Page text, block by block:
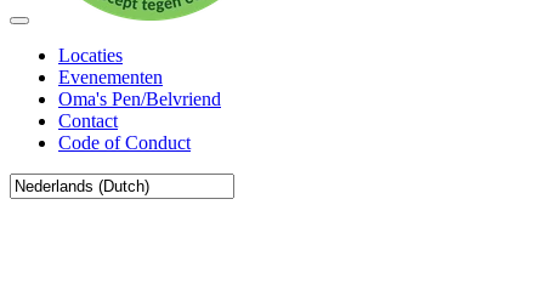
Locaties
Evenementen
Oma's Pen/Belvriend
Contact
Code of Conduct